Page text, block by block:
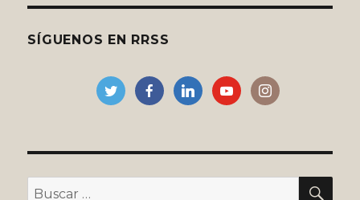
SÍGUENOS EN RRSS
Buscar